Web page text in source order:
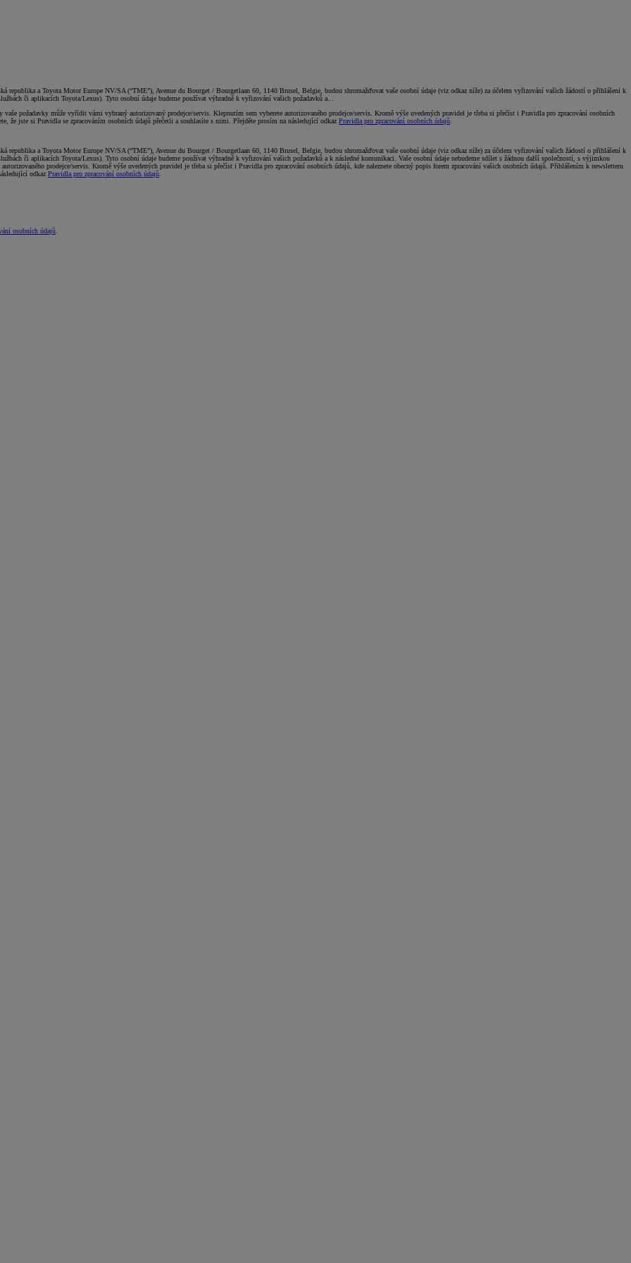
republika a Toyota Motor Europe NV/SA (“TME”), Avenue du Bourget / Bourgetlaan 60, 1140 Brusel, Belgie, budou shromažďovat vaše osobní údaje (viz odkaz níže) za účelem vyřizování vašich žádostí o přihlášení k
či aplikacích Toyota/Lexus). Tyto osobní údaje budeme používat výhradně k vyřizování vašich požadavků a...
požadavky může vyřídit vámi vybraný autorizovaný prodejce/servis. Klepnutím sem vyberete autorizovaného prodejce/servis. Kromě výše uvedených pravidel je třeba si přečíst i Pravidla pro zpracování osobních
že jste si Pravidla se zpracováním osobních údajů přečetli a souhlasíte s nimi. Přejděte prosím na následující odkaz Pravidla pro zpracování osobních údajů
republika a Toyota Motor Europe NV/SA (“TME”), Avenue du Bourget / Bourgetlaan 60, 1140 Brusel, Belgie, budou shromažďovat vaše osobní údaje (viz odkaz níže) za účelem vyřizování vašich žádostí o přihlášení k
či aplikacích Toyota/Lexus). Tyto osobní údaje budeme používat výhradně k vyřizování vašich požadavků a k následné komunikaci. Vaše osobní údaje nebudeme sdílet s žádnou další společností, s výjimkou
prodejce/servis. Kromě výše uvedených pravidel je třeba si přečíst i Pravidla pro zpracování osobních údajů, kde naleznete obecný popis forem zpracování vašich osobních údajů. Přihlášením k newsletteru
odkaz Pravidla pro zpracování osobních údajů
osobních údajů